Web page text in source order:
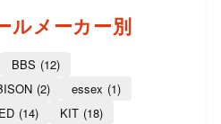
ルメーカー別
BBS (12)
(2) essex (1)
(14) KIT (18)